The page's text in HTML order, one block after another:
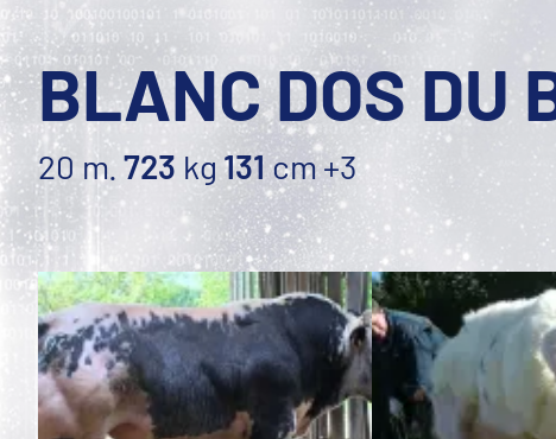
BLANC DOS DU
20 m. 723 kg 131cm+3